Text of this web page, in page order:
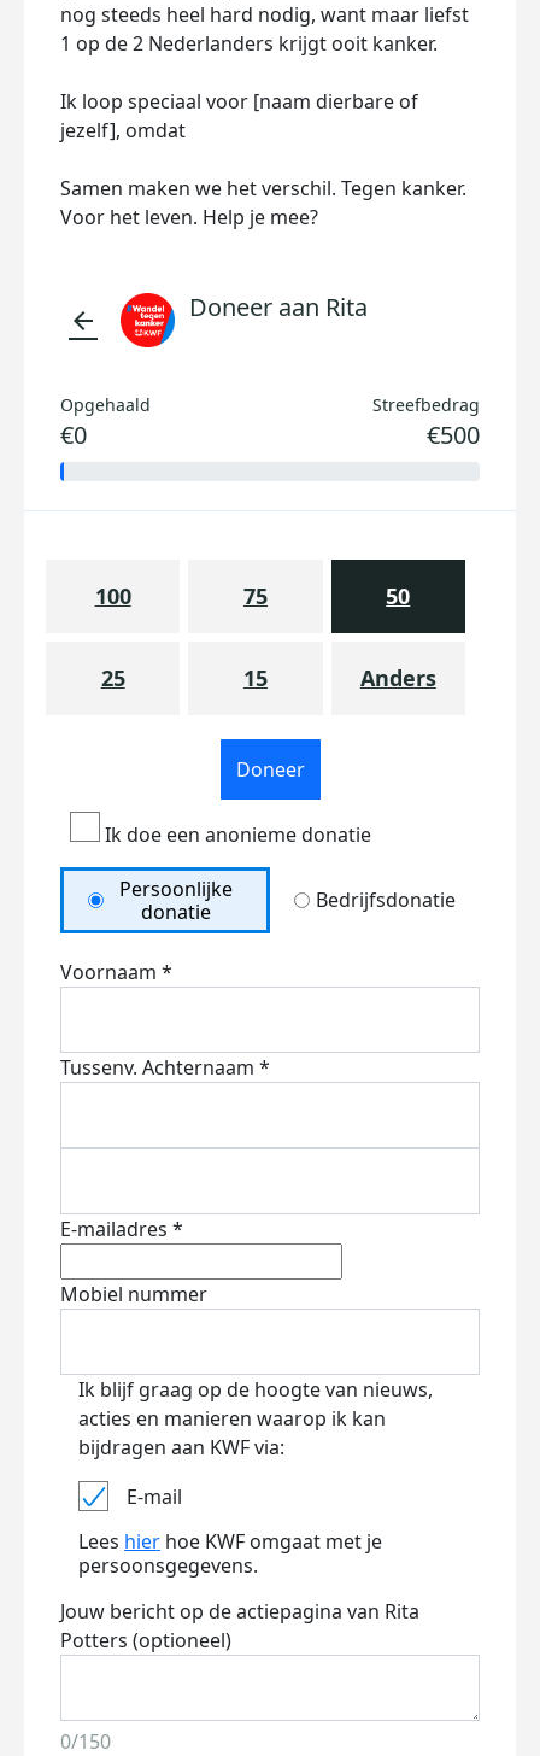
nog steeds heel hard nodig, want maar liefst
1 op de 2 Nederlanders krijgt ooit kanker.
Ik loop speciaal voor [naam dierbare of
jezelf], omdat
Samen maken we het verschil. Tegen kanker.
Voor het leven. Help je mee?
arrow_back Doneer aan Rita
Opgehaald
€0
Streefbedrag
€500
100 75 50
25 15 Anders
Doneer
Ik doe een anonieme donatie
Persoonlijke
donatie
Bedrijfsdonatie
Voornaam *
Tussenv. Achternaam *
E-mailadres *
Mobiel nummer
Ik blijf graag op de hoogte van nieuws,
acties en manieren waarop ik kan
bijdragen aan KWF via:
E-mail
Lees hier hoe KWF omgaat met je
persoonsgegevens.
Jouw bericht op de actiepagina van Rita
Potters (optioneel)
0/150